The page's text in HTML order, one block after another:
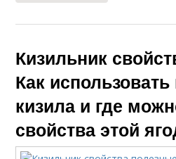
Кизильник
Как использовать
кизила и где
свойства этой